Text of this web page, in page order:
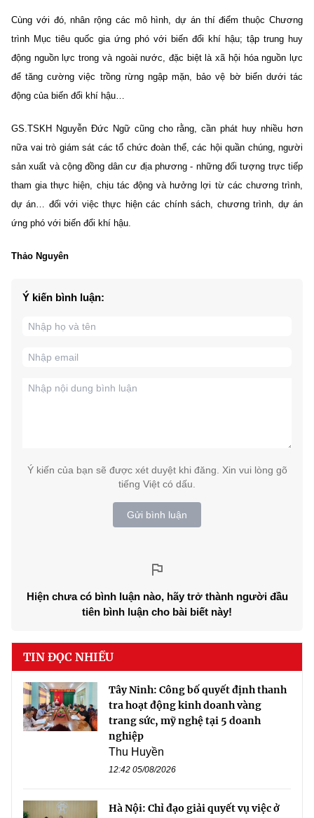
Cùng với đó, nhân rộng các mô hình, dự án thí điểm thuộc Chương
trình Mục tiêu quốc gia ứng phó với biến đổi khí hậu; tập trung huy
động nguồn lực trong và ngoài nước, đặc biệt là xã hội hóa nguồn lực
để tăng cường việc trồng rừng ngập mặn, bảo vệ bờ biển dưới tác
động của biến đổi khí hậu…
GS.TSKH Nguyễn Đức Ngữ cũng cho rằng, cần phát huy nhiều hơn
nữa vai trò giám sát các tổ chức đoàn thể, các hội quần chúng, người
sản xuất và cộng đồng dân cư địa phương - những đối tượng trực tiếp
tham gia thực hiện, chịu tác động và hưởng lợi từ các chương trình,
dự án… đối với việc thực hiện các chính sách, chương trình, dự án
ứng phó với biến đổi khí hậu.
Thảo Nguyên
Ý kiến bình luận:
Ý kiến của bạn sẽ được xét duyệt khi đăng. Xin vui lòng gõ
tiếng Việt có dấu.
Gửi bình luận
Hiện chưa có bình luận nào, hãy trở thành người đầu
tiên bình luận cho bài biết này!
TIN ĐỌC NHIỀU
Tây Ninh: Công bố quyết định thanh
tra hoạt động kinh doanh vàng
trang sức, mỹ nghệ tại 5 doanh
nghiệp
Thu Huyền
12:42 05/08/2026
Hà Nội: Chỉ đạo giải quyết vụ việc ở